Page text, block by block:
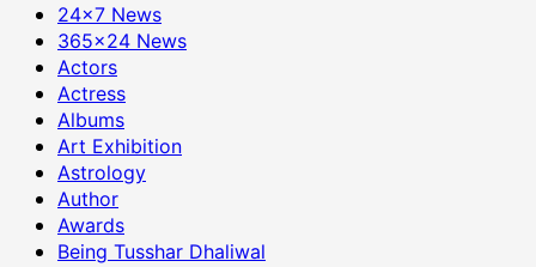
24×7 News
365×24 News
Actors
Actress
Albums
Art Exhibition
Astrology
Author
Awards
Being Tusshar Dhaliwal